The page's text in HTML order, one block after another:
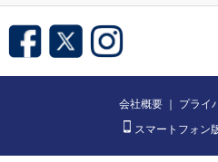
会社概要 ｜ プライ
スマートフォン